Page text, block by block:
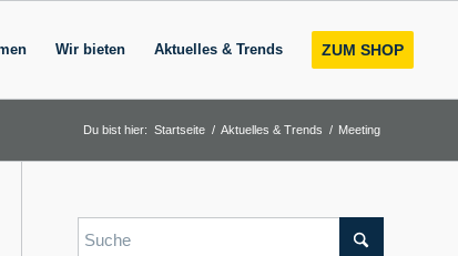
Wir bieten Aktuelles & Trends ZUM SHOP
Du bist hier: Startseite / Aktuelles & Trends / Meeting